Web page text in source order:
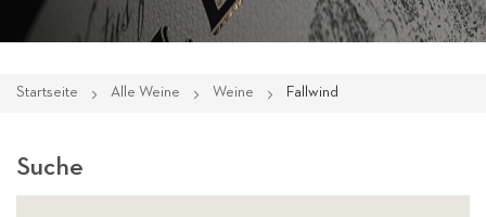
Startseite Alle Weine Weine Fallwind
Suche